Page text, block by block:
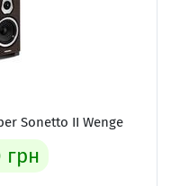
Sonetto II Wenge
грн